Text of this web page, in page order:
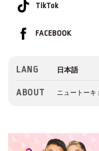
TikTok
FACEBOOK
LANG
ABOUT ニュートーキ